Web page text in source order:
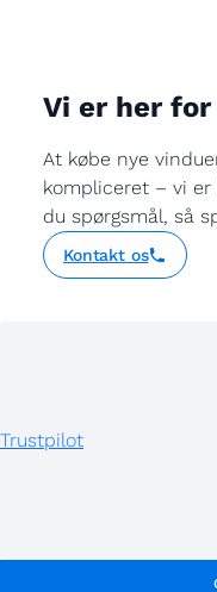
Vi er her
At købe nye
kompliceret – vi
du spørgsmål, så
Kontakt os
Trustpilot